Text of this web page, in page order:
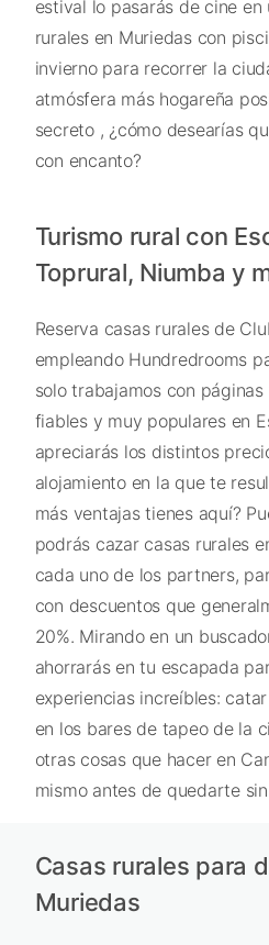
estival lo pasarás de cine en
rurales en Muriedas con
invierno para recorrer la
atmósfera más hogareña
secreto , ¿cómo desearías
con encanto?
Turismo rural con
Toprural, Niumba y
Reserva casas rurales de
empleando Hundredrooms
solo trabajamos con
fiables y muy populares en
apreciarás los distintos
alojamiento en la que te
más ventajas tienes aquí?
podrás cazar casas rurales
cada uno de los partners,
con descuentos que
20%. Mirando en un
ahorrarás en tu escapada
experiencias increíbles:
en los bares de tapeo de la
otras cosas que hacer en
mismo antes de quedarte
Casas rurales para
Muriedas